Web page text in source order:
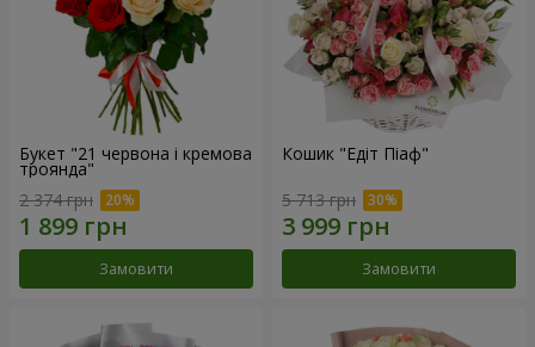
Букет "21 червона і кремова
троянда"
2 374 грн
Замовити
Кошик "Едіт Піаф"
5 713 грн
Замовити